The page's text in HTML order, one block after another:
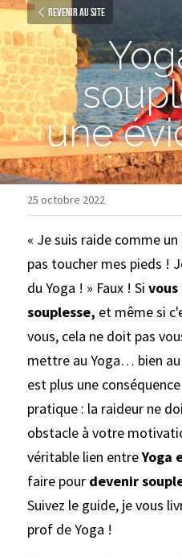
Revenir au site
une
25 octobre 2022
« Je suis raide comme
pas toucher mes pieds !
du Yoga ! » Faux ! Si
souplesse, et même si
vous, cela ne doit pas
mettre au Yoga… bien
est plus une
pratique : la raideur ne
obstacle à votre
véritable lien entre Yoga
faire pour devenir
Suivez le guide, je vous
prof de Yoga !